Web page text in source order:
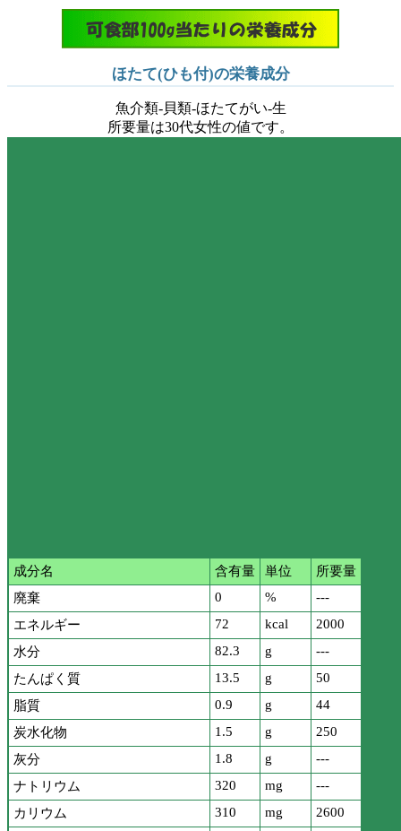
ほたて(ひも付)の栄養成分
魚介類-貝類-ほたてがい-生
所要量は30代女性の値です。
成分名 含有量 単位
所要量
廃棄
0 %
---
エネルギー
72 kcal
2000
水分
82.3 g
---
たんぱく質
13.5 g
50
脂質
0.9 g
44
炭水化物
1.5 g
250
灰分
1.8 g
---
ナトリウム
320 mg
---
カリウム
310 mg
2600